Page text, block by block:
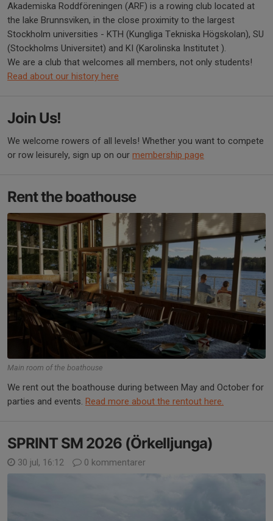
Akademiska Roddföreningen (ARF) is a rowing club located at
the lake Brunnsviken, in the close proximity to the largest
Stockholm universities - KTH (Kungliga Tekniska Högskolan), SU
(Stockholms Universitet) and KI (Karolinska Institutet ).
We are a club that welcomes all members, not only students!
Read about our history here
Join Us!
We welcome rowers of all levels! Whether you want to compete
or row leisurely, sign up on our membership page
Rent the boathouse
Main room of the boathouse
We rent out the boathouse during between May and October for
parties and events. Read more about the rentout here.
SPRINT SM 2026 (Örkelljunga)
30 jul, 16:12 0 kommentarer